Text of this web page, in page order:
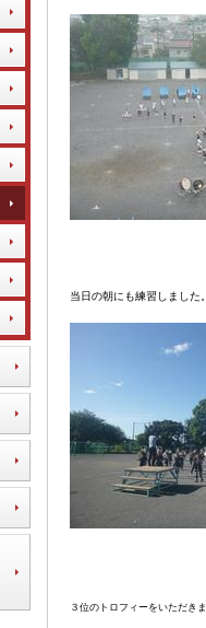
当日の朝にも練習しました
３位のトロフィーをいただき